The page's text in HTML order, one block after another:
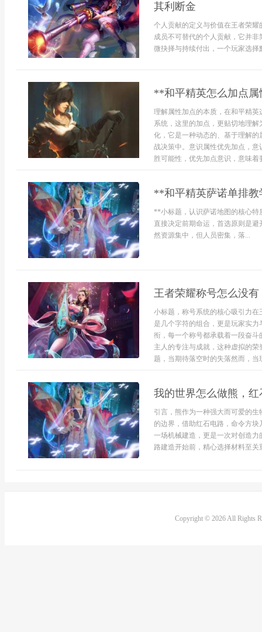
其利断金
个人贡献的定义与价值在王者荣
成员不可替代的个人贡献，它并
微抉择与持续付出，一个玩家选择
**和平精英怎么加点
理解属性加点的本质，在和平精
系统，这里的加点，更贴切地理
化，它是一种动态的、基于理解
战决策中。意识属性优先加点，
胜可能性，优先加点意识，意味着
**和平精英萨诺单排
**小标题，认识萨诺地图的核心
直接决定前期命运，首选原则是
然资源集中，但人员密集，落...
王者荣耀称号怎么没
小标题，称号系统的核心吸引力
是几个字符的组合，更是玩家实
衔，每一个称号都承载着一段奋
主人的专注与成就，这种虚拟的
题，当期待落空时的失落然而，
我的世界怎么做熊，
引言，熊作为一种强大而可爱的
的边界，借助红石电路，命令方
一场机械建造，更是一次对创造
路建造开始前，精心选择材料至关
Copyright © 2026 All Rights